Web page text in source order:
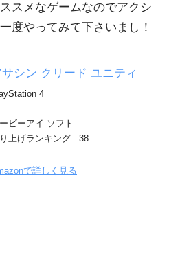
スメなゲームなのでアクシ
度やってみて下さいまし！
サシン クリード ユニティ
4
ビーアイ ソフト
上げランキング : 38
で詳しく見る